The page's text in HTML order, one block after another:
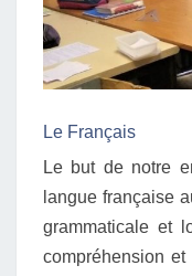
Le Français
Le but de notre
langue française
grammaticale et
compréhension